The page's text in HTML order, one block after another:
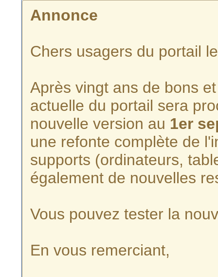
Annonce
Chers usagers du portail
Après vingt ans de bons
actuelle du portail sera
nouvelle version au 1er
une refonte complète de
supports (ordinateurs,
également de nouvelles
Vous pouvez tester la
En vous remerciant,